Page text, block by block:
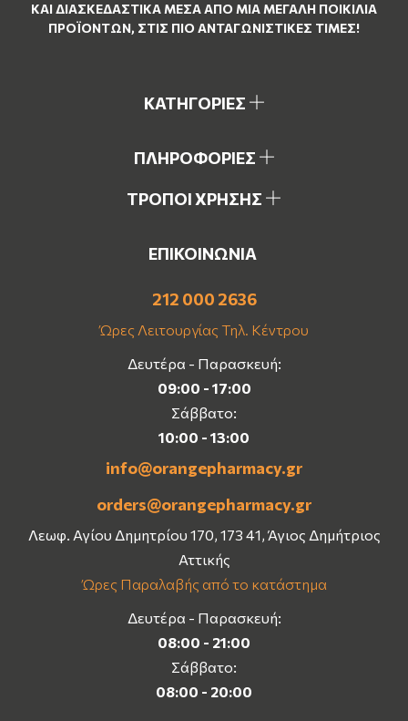
ΚΑΙ ΔΙΑΣΚΕΔΑΣΤΙΚΆ ΜΈΣΑ ΑΠΌ ΜΙΑ ΜΕΓΆΛΗ ΠΟΙΚΙΛΊΑ
ΠΡΟΪΌΝΤΩΝ, ΣΤΙΣ ΠΙΟ ΑΝΤΑΓΩΝΙΣΤΙΚΈΣ ΤΙΜΈΣ!
ΚΑΤΗΓΟΡΙΕΣ
ΠΛΗΡΟΦΟΡΙΕΣ
ΤΡΟΠΟΙ ΧΡΗΣΗΣ
ΕΠΙΚΟΙΝΩΝΙΑ
212 000 2636
Ώρες Λειτουργίας Τηλ. Κέντρου
Δευτέρα - Παρασκευή:
09:00 - 17:00
Σάββατο:
10:00 - 13:00
info@orangepharmacy.gr
orders@orangepharmacy.gr
Λεωφ. Αγίου Δημητρίου 170, 173 41, Άγιος Δημήτριος
Αττικής
Ώρες Παραλαβής από το κατάστημα
Δευτέρα - Παρασκευή:
08:00 - 21:00
Σάββατο:
08:00 - 20:00